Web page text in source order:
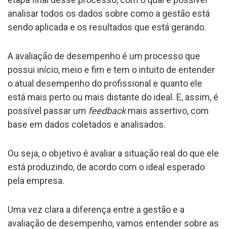
analisar todos os dados sobre como a gestão está
sendo aplicada e os resultados que está gerando.
A avaliação de desempenho é um processo que
possui início, meio e fim e tem o intuito de entender
o atual desempenho do profissional e quanto ele
está mais perto ou mais distante do ideal. E, assim, é
possível passar um feedbackmais assertivo, com
base em dados coletados e analisados.
Ou seja, o objetivo é avaliar a situação real do que ele
está produzindo, de acordo com o ideal esperado
pela empresa.
Uma vez clara a diferença entre a gestão e a
avaliação de desempenho, vamos entender sobre as